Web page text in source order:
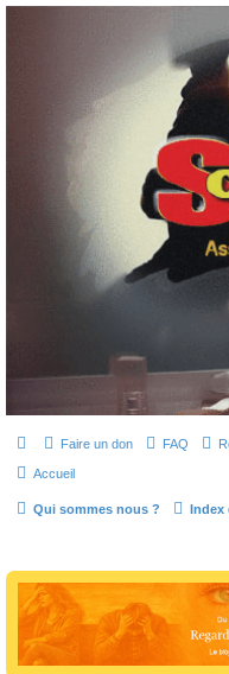
SOS cocu est une association loi
Pouvoir parler, se confier, recevoir un
personnelle douloureuse
Faire un don FAQ
Accueil
Qui sommes nous ?